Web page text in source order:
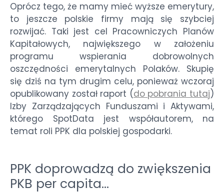
Oprócz tego, że mamy mieć wyższe emerytury,
to jeszcze polskie firmy mają się szybciej
rozwijać. Taki jest cel Pracowniczych Planów
Kapitałowych, największego w założeniu
programu wspierania dobrowolnych
oszczędności emerytalnych Polaków. Skupię
się dziś na tym drugim celu, ponieważ wczoraj
opublikowany został raport (do pobrania tutaj)
Izby Zarządzających Funduszami i Aktywami,
którego SpotData jest współautorem, na
temat roli PPK dla polskiej gospodarki.
PPK doprowadzą do zwiększenia
PKB per capita…